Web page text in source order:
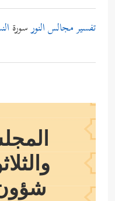
تفسير مجالس النورسورة